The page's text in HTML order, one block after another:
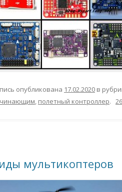
опубликована 17.02.2020 в
, полетный контроллер.
мультикоптеров